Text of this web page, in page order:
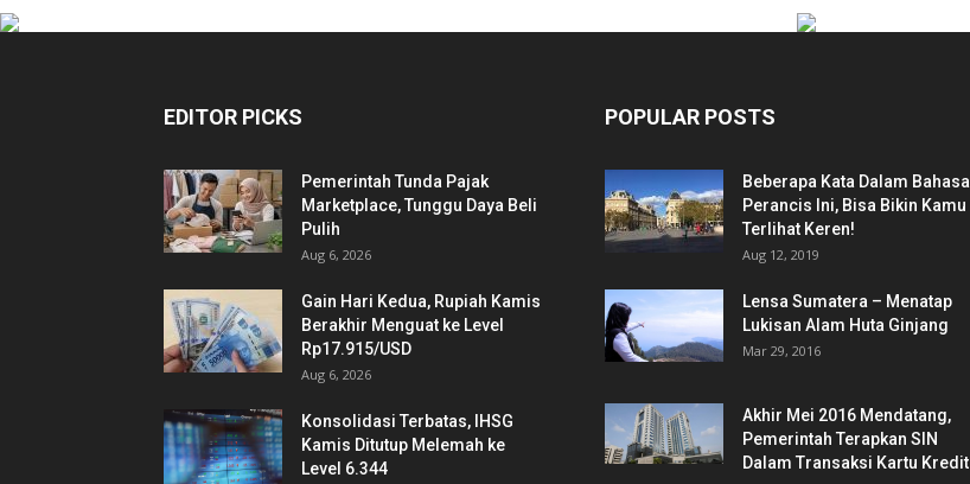
EDITOR PICKS
Pemerintah Tunda Pajak
Marketplace, Tunggu Daya Beli
Pulih
Aug 6, 2026
Gain Hari Kedua, Rupiah Kamis
Berakhir Menguat ke Level
Rp17.915/USD
Aug 6, 2026
Konsolidasi Terbatas, IHSG
Kamis Ditutup Melemah ke
Level 6.344
POPULAR POSTS
Beberapa Kata Dalam Bahasa
Perancis Ini, Bisa Bikin Kamu
Terlihat Keren!
Aug 12, 2019
Lensa Sumatera – Menatap
Lukisan Alam Huta Ginjang
Mar 29, 2016
Akhir Mei 2016 Mendatang,
Pemerintah Terapkan SIN
Dalam Transaksi Kartu Kredit